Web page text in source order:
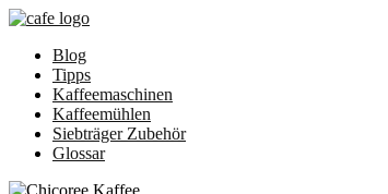
Zum
springen
Cafe-
Aroma
leckeres
Kaffee
Blog
Tipps
Kaffeemaschinen
Kaffeemühlen
Siebträger Zubehör
Glossar